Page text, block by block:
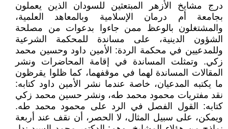
درج مشايخ الأزهر المبتعثين للسودان الذين يعملون
بجامعة أم درمان الإسلامية وبالمعاهد العلمية،
والمشتغلون بالوعظ ممن جاءوا بدعوات من مصلحة
الشؤون الدينية، على مساندة للمحكمة الشرعية
وللمدعيين في محكمة الردة: الأمين داود وحسين محمد
زكي. وتمثلت المساندة في إقامة المحاضرات ونشر
المقالات المساندة لهما في موقفهما، كما ظلوا يقرظون
ما يكتبه المدعيان، خاصة عندما نشر الأمين داود كتابه:
نقد مفتريات محمود محمد طه، ونشر حسين محمد زكي
كتابه: القول الفصل في الرد على محمود محمد طه.
ويمكن، على سبيل المثال، لا الحصر، أن نقف عند أربعة